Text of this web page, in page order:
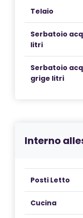
Telaio
Serbatoio
litri
Serbatoio
grige litri
Interno
Posti Letto
Cucina